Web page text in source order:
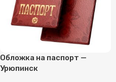
Обложка на паспорт —
Урюпинск